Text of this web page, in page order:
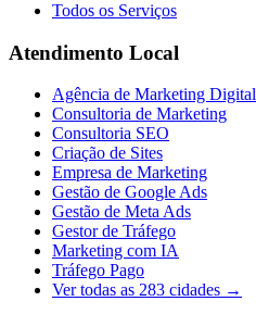
Todos os Serviços
Atendimento Local
Agência de Marketing Digital
Consultoria de Marketing
Consultoria SEO
Criação de Sites
Empresa de Marketing
Gestão de Google Ads
Gestão de Meta Ads
Gestor de Tráfego
Marketing com IA
Tráfego Pago
Ver todas as 283 cidades →